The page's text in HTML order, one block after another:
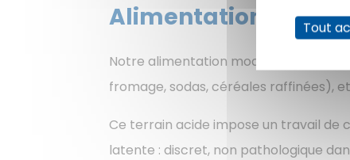
Alimentation et
Notre alimentation moderne est
fromage, sodas, céréales raffinées),
Ce terrain acide impose un travail de
latente : discret, non pathologique
Tout